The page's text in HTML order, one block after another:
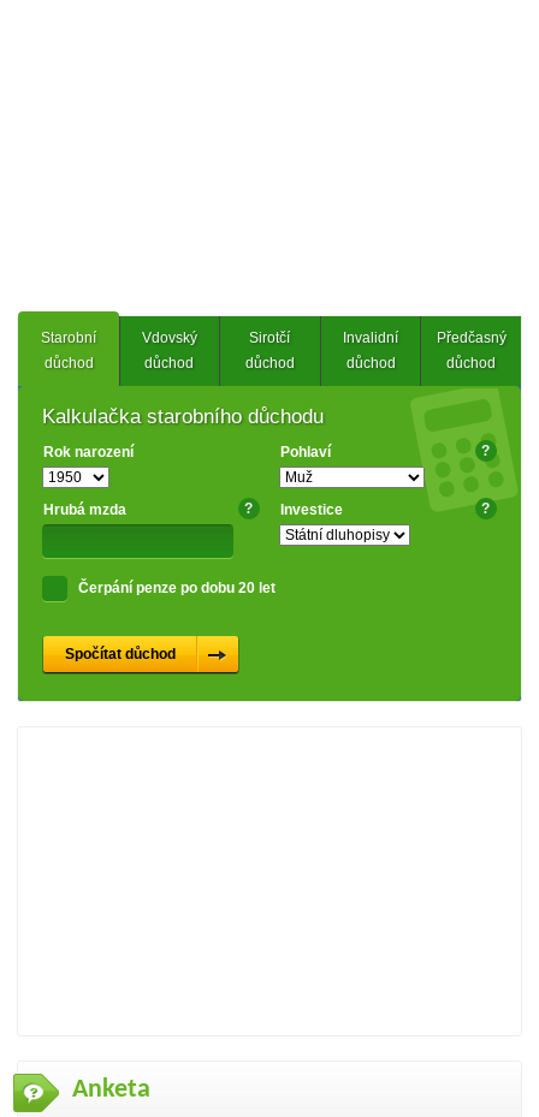
Starobní
důchod
Vdovský
důchod
Sirotčí
důchod
Invalidní
důchod
Předčasný
důchod
Kalkulačka starobního důchodu
Rok narození Pohlaví ?
Hrubá mzda ? Investice ?
Čerpání penze po dobu 20 let
Anketa